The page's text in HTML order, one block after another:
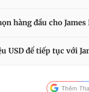
hàng đầu cho James
USD để tiếp tục với